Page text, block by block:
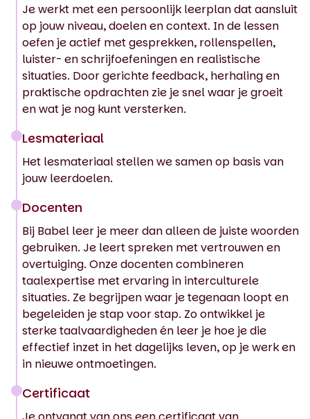
Je werkt met een persoonlijk leerplan dat aansluit
op jouw niveau, doelen en context. In de lessen
oefen je actief met gesprekken, rollenspellen,
luister- en schrijfoefeningen en realistische
situaties. Door gerichte feedback, herhaling en
praktische opdrachten zie je snel waar je groeit
en wat je nog kunt versterken.
Lesmateriaal
Het lesmateriaal stellen we samen op basis van
jouw leerdoelen.
Docenten
Bij Babel leer je meer dan alleen de juiste woorden
gebruiken. Je leert spreken met vertrouwen en
overtuiging. Onze docenten combineren
taalexpertise met ervaring in interculturele
situaties. Ze begrijpen waar je tegenaan loopt en
begeleiden je stap voor stap. Zo ontwikkel je
sterke taalvaardigheden én leer je hoe je die
effectief inzet in het dagelijks leven, op je werk en
in nieuwe ontmoetingen.
Certificaat